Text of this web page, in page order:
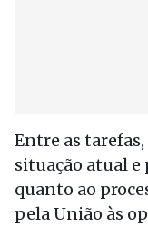
Entre as
situação atual
quanto ao
pela União às